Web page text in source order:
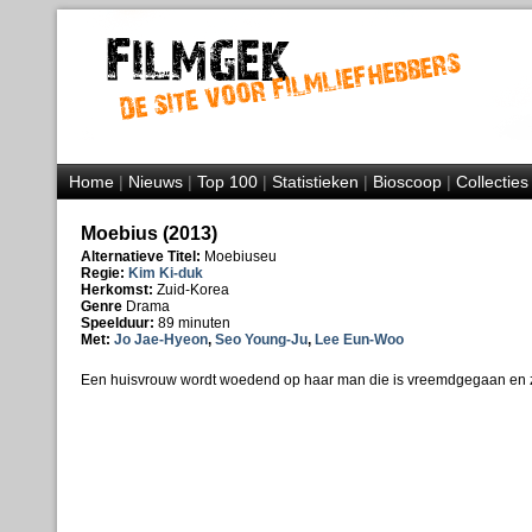
Home|Nieuws|Top 100|Statistieken|Bioscoop|Collecties
Moebius (2013)
Alternatieve Titel: Moebiuseu
Regie: Kim Ki-duk
Herkomst: Zuid-Korea
Genre Drama
Speelduur: 89 minuten
Met: Jo Jae-Hyeon, Seo Young-Ju, Lee Eun-Woo
Een huisvrouw wordt woedend op haar man die is vreemdgegaan en